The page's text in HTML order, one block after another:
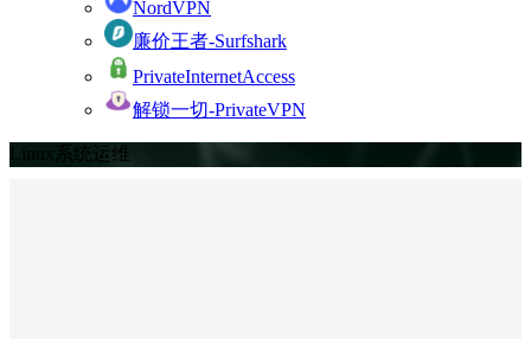
NordVPN
廉价王者-Surfshark
PrivateInternetAccess
解锁一切-PrivateVPN
Linux系统运维